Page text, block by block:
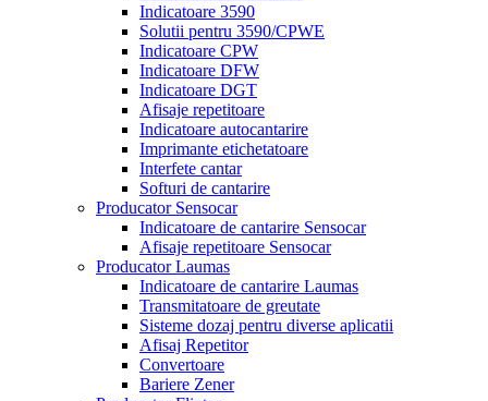
Indicatoare 3590
Solutii pentru 3590/CPWE
Indicatoare CPW
Indicatoare DFW
Indicatoare DGT
Afisaje repetitoare
Indicatoare autocantarire
Imprimante etichetatoare
Interfete cantar
Softuri de cantarire
Producator Sensocar
Indicatoare de cantarire Sensocar
Afisaje repetitoare Sensocar
Producator Laumas
Indicatoare de cantarire Laumas
Transmitatoare de greutate
Sisteme dozaj pentru diverse aplicatii
Afisaj Repetitor
Convertoare
Bariere Zener